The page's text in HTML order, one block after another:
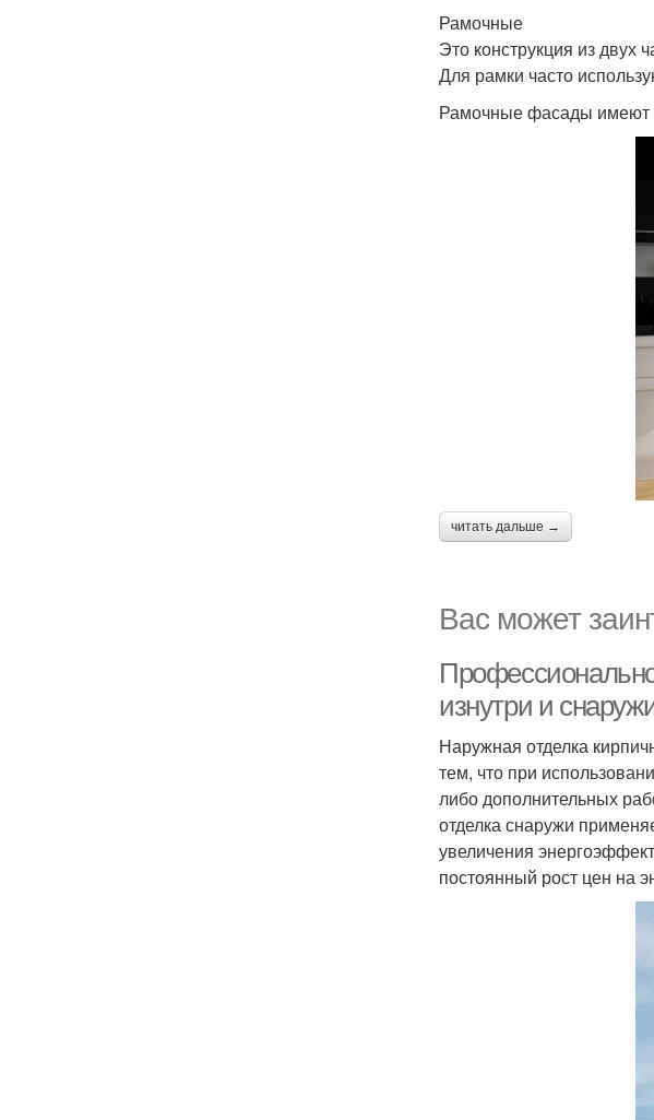
Рамочные
Это конструкция из двух
Для рамки часто
Рамочные фасады имеют
читать дальше →
Вас может
изнутри и
Наружная отделка
тем, что при
либо дополнительных
отделка снаружи
увеличения
постоянный рост цен на